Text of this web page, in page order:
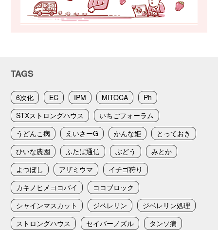
TAGS
6次化 EC IPM MITOCA
Ph
STXストロングハウス
いちごフォーラム
うどんこ病
えいさーG かんな姫
とっておき
ひいな農園
ふたば通信 ぶどう
みとか
よつぼし
アザミウマ
イチゴ狩り
カキノヒメヨコバイ
ココブロック
シャインマスカット
ジベレリン
ジベレリン処理
ストロングハウス
セイバーノズル
タンソ病